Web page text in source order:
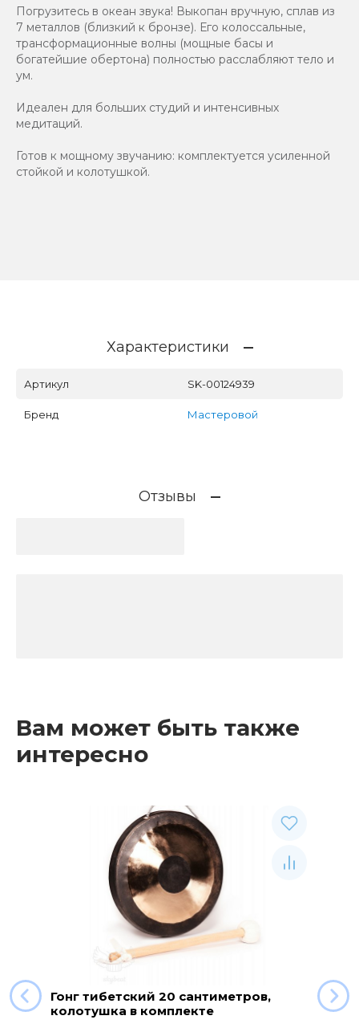
Погрузитесь в океан звука! Выкопан вручную, сплав из
7 металлов (близкий к бронзе). Его колоссальные,
трансформационные волны (мощные басы и
богатейшие обертона) полностью расслабляют тело и
ум.
Идеален для больших студий и интенсивных
медитаций.
Готов к мощному звучанию: комплектуется усиленной
стойкой и колотушкой.
Характеристики
Артикул SK-00124939
Бренд Мастеровой
Отзывы
Вам может быть также
интересно
Гонг тибетский 20 сантиметров,
колотушка в комплекте